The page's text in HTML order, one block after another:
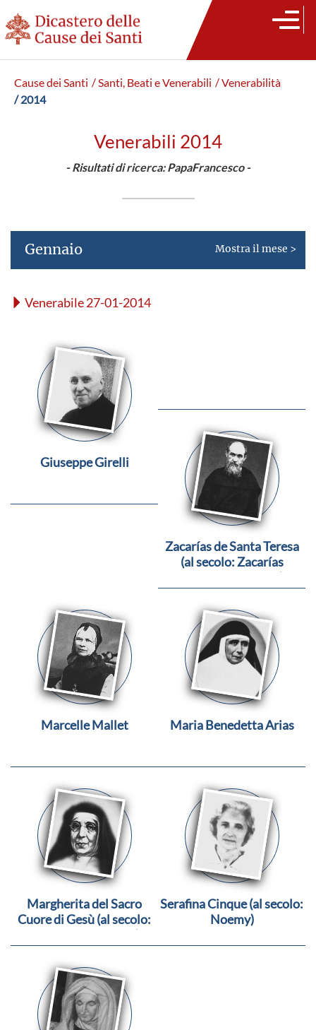
Cause dei Santi / Santi, Beati e Venerabili / Venerabilità
/ 2014
Venerabili 2014
- Risultati di ricerca: PapaFrancesco -
Gennaio Mostra il mese >
Venerabile 27-01-2014
Giuseppe Girelli
Zacarías de Santa Teresa
(al secolo: Zacarías
Marcelle Mallet Maria Benedetta Arias
Margherita del Sacro
Cuore di Gesù (al secolo:
Serafina Cinque (al secolo:
Noemy)